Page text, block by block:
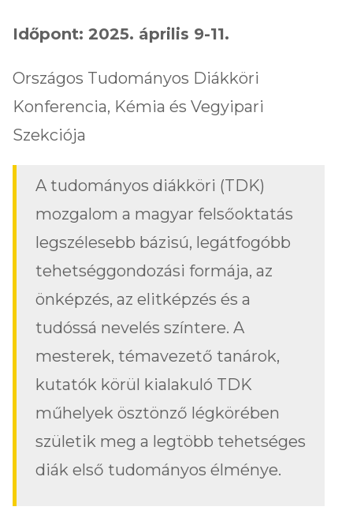
Időpont: 2025. április 9-11.
Országos Tudományos Diákköri
Konferencia, Kémia és Vegyipari
Szekciója
A tudományos diákköri (TDK)
mozgalom a magyar felsőoktatás
legszélesebb bázisú, legátfogóbb
tehetséggondozási formája, az
önképzés, az elitképzés és a
tudóssá nevelés színtere. A
mesterek, témavezető tanárok,
kutatók körül kialakuló TDK
műhelyek ösztönző légkörében
születik meg a legtöbb tehetséges
diák első tudományos élménye.